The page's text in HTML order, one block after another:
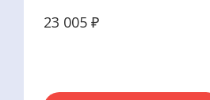
физических энергий:
23 005 ₽